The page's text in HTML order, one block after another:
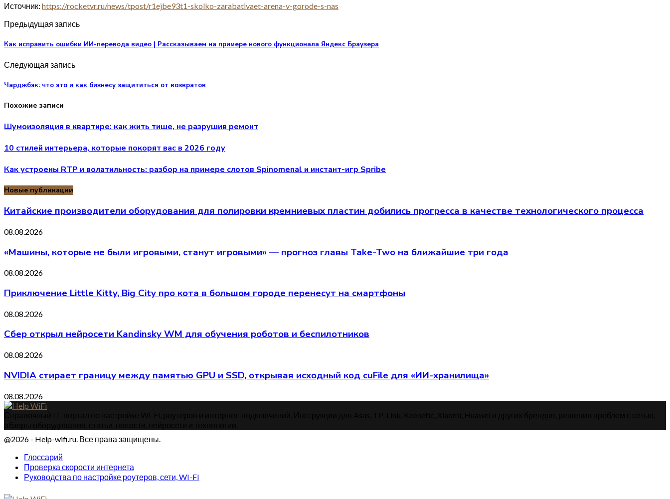
Источник: https://rocketvr.ru/news/tpost/r1ejbe93t1-skolko-zarabativaet-arena-v-gorode-s-nas
Предыдущая запись
Как исправить ошибки ИИ-перевода видео | Рассказываем на примере нового функционала Яндекс Браузера
Следующая запись
Чарджбэк: что это и как бизнесу защититься от возвратов
Похожие записи
Шумоизоляция в квартире: как жить тише, не разрушив ремонт
10 стилей интерьера, которые покорят вас в 2026 году
Как устроены RTP и волатильность: разбор на примере слотов Spinomenal и инстант-игр Spribe
Новые публикации
Китайские производители оборудования для полировки кремниевых пластин добились прогресса в качестве технологического процесса
08.08.2026
«Машины, которые не были игровыми, станут игровыми» — прогноз главы Take-Two на ближайшие три года
08.08.2026
Приключение Little Kitty, Big City про кота в большом городе перенесут на смартфоны
08.08.2026
Сбер открыл нейросети Kandinsky WM для обучения роботов и беспилотников
08.08.2026
NVIDIA стирает границу между памятью GPU и SSD, открывая исходный код cuFile для «ИИ-хранилища»
08.08.2026
@2026 - Help-wifi.ru. Все права защищены.
Глоссарий
Проверка скорости интернета
Руководства по настройке роутеров, сети, WI-FI